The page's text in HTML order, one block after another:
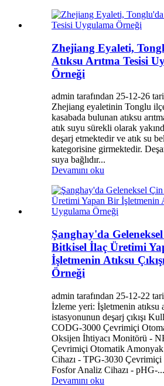
Zhejiang Eyaleti,
Atıksu Arıtma Tesisi
Örneği
admin tarafından 25-12-26
Zhejiang eyaletinin Tonglu
kasabada bulunan atıksu
atık suyu sürekli olarak
deşarj etmektedir ve atık su
kategorisine girmektedir.
suya bağlıdır...
Devamını oku
Şanghay'da
Bitkisel İlaç Üretimi
İşletmenin Atıksu
Örneği
admin tarafından 25-12-22
İzleme yeri: İşletmenin atıksu
istasyonunun deşarj çıkışı
CODG-3000 Çevrimiçi
Oksijen İhtiyacı Monitörü -
Çevrimiçi Otomatik
Cihazı - TPG-3030
Fosfor Analiz Cihazı - pHG-...
Devamını oku